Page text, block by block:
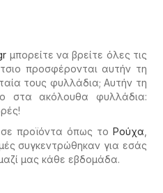
μπορείτε να βρείτε όλες τις
προσφέρονται αυτήν τη
τους φυλλάδια; Αυτήν τη
στα ακόλουθα φυλλάδια:
σε προϊόντα όπως το Ρούχα
συγκεντρώθηκαν για εσάς
μας κάθε εβδομάδα.